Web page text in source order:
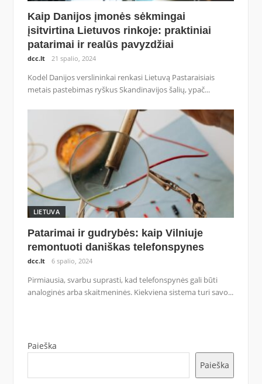
Kaip Danijos įmonės sėkmingai
įsitvirtina Lietuvos rinkoje: praktiniai
patarimai ir realūs pavyzdžiai
dcc.lt 21 spalio, 2024
Kodėl Danijos verslininkai renkasi Lietuvą Pastaraisiais
metais pastebimas ryškus Skandinavijos šalių, ypač...
LIETUVA
Patarimai ir gudrybės: kaip Vilniuje
remontuoti daniškas telefonspynes
dcc.lt 6 spalio, 2024
Pirmiausia, svarbu suprasti, kad telefonspynės gali būti
analoginės arba skaitmeninės. Kiekviena sistema turi savo...
Paieška
Paieška